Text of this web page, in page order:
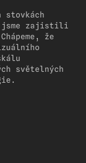
jsme zajistili
že
světelných